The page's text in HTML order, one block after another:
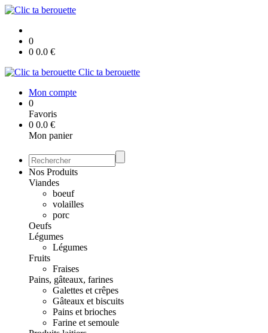
0
0 0.0 €
Clic ta berouette
Mon compte
0
Favoris
0 0.0 €
Mon panier
Nos Produits
Viandes
boeuf
volailles
porc
Oeufs
Légumes
Légumes
Fruits
Fraises
Pains, gâteaux, farines
Galettes et crêpes
Gâteaux et biscuits
Pains et brioches
Farine et semoule